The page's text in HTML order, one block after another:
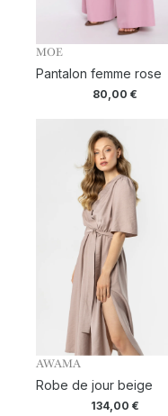
MOE
Pantalon femme rose
80,00 €
AWAMA
Robe de jour beige
134,00 €